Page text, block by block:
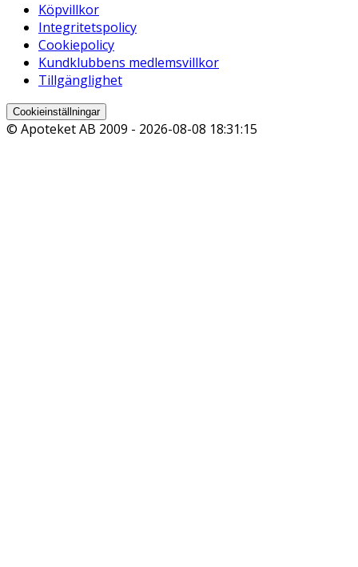
Köpvillkor
Integritetspolicy
Cookiepolicy
Kundklubbens medlemsvillkor
Tillgänglighet
Cookieinställningar
© Apoteket AB 2009 - 2026-08-08 18:31:15